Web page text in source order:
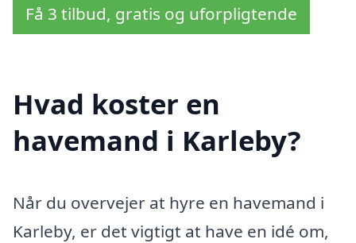
Få 3 tilbud, gratis og uforpligtende
Hvad koster en
havemand i Karleby?
Når du overvejer at hyre en havemand i
Karleby, er det vigtigt at have en idé om,